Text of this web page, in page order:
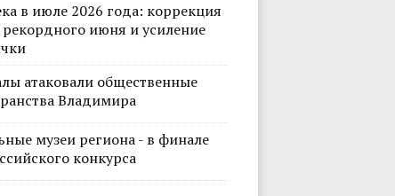
в июле 2026 года: коррекция
рекордного июня и усиление
атаковали общественные
Владимира
музеи региона - в финале
конкурса